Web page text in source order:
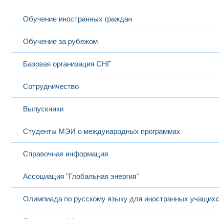
Обучение иностранных граждан
Обучение за рубежом
Базовая организация СНГ
Сотрудничество
Выпускники
Студенты МЭИ о международных программах
Справочная информация
Ассоциация "Глобальная энергия"
Олимпиада по русскому языку для иностранных